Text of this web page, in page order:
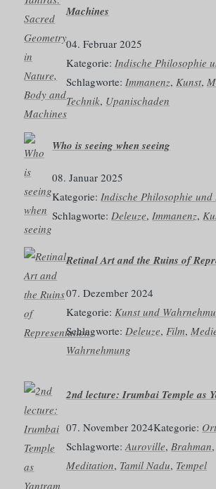
Machines
04. Februar 2025
Kategorie: Indische Philosophie
Schlagworte: Immanenz, Kunst,
Technik, Upanischaden
Who is seeing when seeing
08. Januar 2025
Kategorie:Indische Philosophie und
Schlagworte:Deleuze, Immanenz,
Retinal Art and the Ruins of
07. Dezember 2024
Kategorie:Kunst und
Schlagworte:Deleuze, Film,
Wahrnehmung
2nd lecture: Irumbai Temple as
07. November 2024Kategorie:
Schlagworte:Auroville, Brahman
Meditation, Tamil Nadu, Tempel